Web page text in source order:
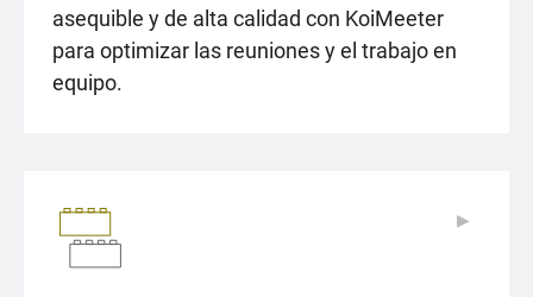
asequible y de alta calidad con KoiMeeter
para optimizar las reuniones y el trabajo en
equipo.
▶